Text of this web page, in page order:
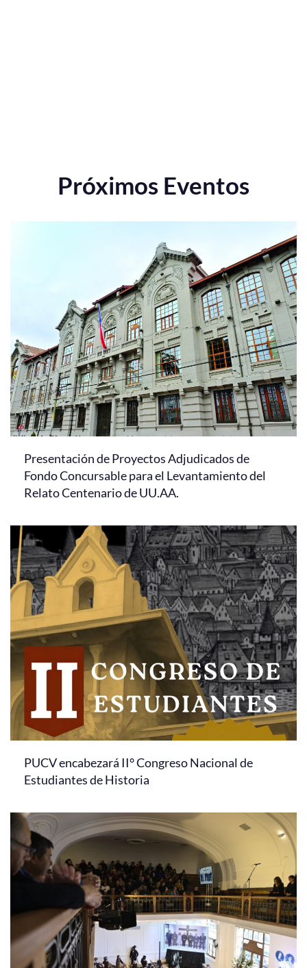
Próximos Eventos
Presentación de Proyectos Adjudicados de
Fondo Concursable para el Levantamiento del
Relato Centenario de UU.AA.
PUCV encabezará II° Congreso Nacional de
Estudiantes de Historia